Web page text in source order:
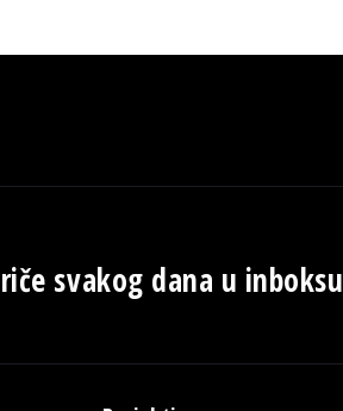
svakog dana u inboksu